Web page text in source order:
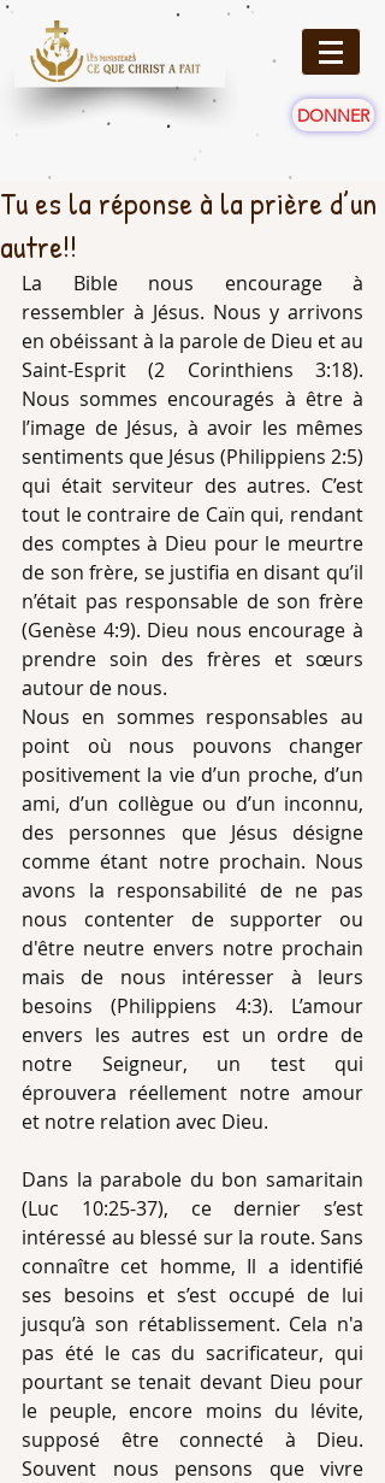
DONNER
Tu es la réponse à la prière d’un
autre!!
La Bible nous encourage à
ressembler à Jésus. Nous y arrivons
en obéissant à la parole de Dieu et au
Saint-Esprit (2 Corinthiens 3:18).
Nous sommes encouragés à être à
l’image de Jésus, à avoir les mêmes
sentiments que Jésus (Philippiens 2:5)
qui était serviteur des autres. C’est
tout le contraire de Caïn qui, rendant
des comptes à Dieu pour le meurtre
de son frère, se justifia en disant qu’il
n’était pas responsable de son frère
(Genèse 4:9). Dieu nous encourage à
prendre soin des frères et sœurs
autour de nous.
Nous en sommes responsables au
point où nous pouvons changer
positivement la vie d’un proche, d’un
ami, d’un collègue ou d’un inconnu,
des personnes que Jésus désigne
comme étant notre prochain. Nous
avons la responsabilité de ne pas
nous contenter de supporter ou
d'être neutre envers notre prochain
mais de nous intéresser à leurs
besoins (Philippiens 4:3). L’amour
envers les autres est un ordre de
notre Seigneur, un test qui
éprouvera réellement notre amour
et notre relation avec Dieu.
Dans la parabole du bon samaritain
(Luc 10:25-37), ce dernier s’est
intéressé au blessé sur la route. Sans
connaître cet homme, Il a identifié
ses besoins et s’est occupé de lui
jusqu’à son rétablissement. Cela n'a
pas été le cas du sacrificateur, qui
pourtant se tenait devant Dieu pour
le peuple, encore moins du lévite,
supposé être connecté à Dieu.
Souvent nous pensons que vivre